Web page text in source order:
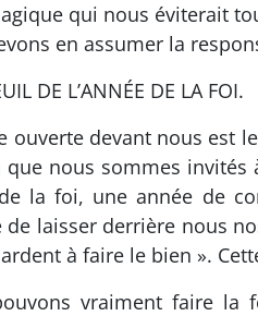
qui nous éviterait
en assumer la
DE L’ANNÉE DE LA FOI.
ouverte devant nous est
que nous sommes
la foi, une année de
de laisser derrière nous
à faire le bien ».
vraiment faire la